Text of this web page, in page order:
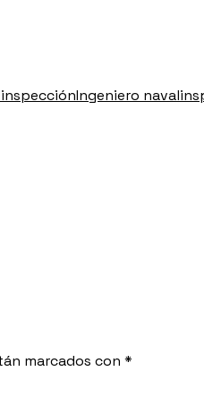
Ingeniero naval
marcados con *